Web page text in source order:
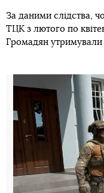
За даними слідства,
ТЦК з лютого по
Громадян утримували